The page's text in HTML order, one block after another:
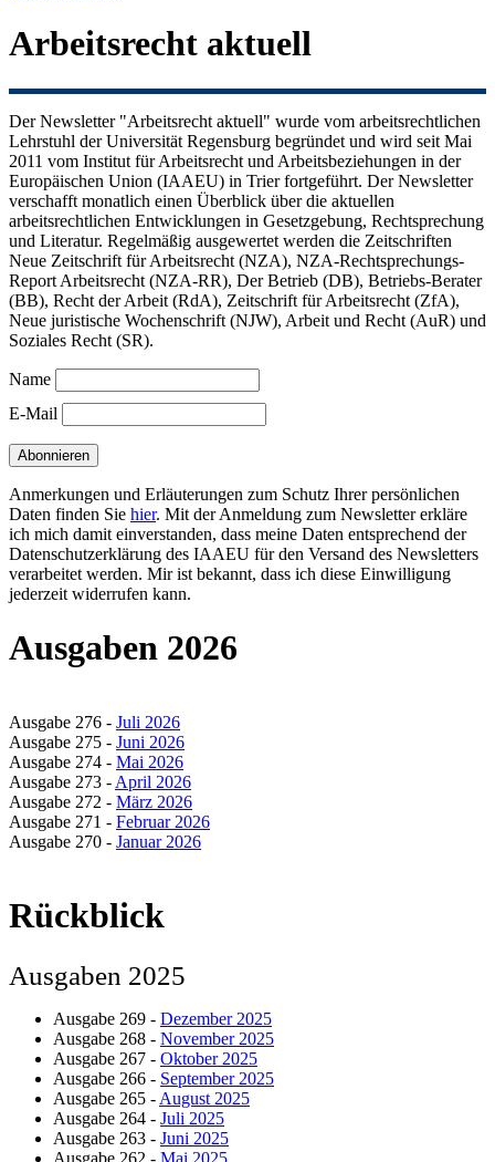
Arbeitsrecht aktuell
Der Newsletter "Arbeitsrecht aktuell" wurde vom arbeitsrechtlichen
Lehrstuhl der Universität Regensburg begründet und wird seit Mai
2011 vom Institut für Arbeitsrecht und Arbeitsbeziehungen in der
Europäischen Union (IAAEU) in Trier fortgeführt. Der Newsletter
verschafft monatlich einen Überblick über die aktuellen
arbeitsrechtlichen Entwicklungen in Gesetzgebung, Rechtsprechung
und Literatur. Regelmäßig ausgewertet werden die Zeitschriften
Neue Zeitschrift für Arbeitsrecht (NZA), NZA-Rechtsprechungs-
Report Arbeitsrecht (NZA-RR), Der Betrieb (DB), Betriebs-Berater
(BB), Recht der Arbeit (RdA), Zeitschrift für Arbeitsrecht (ZfA),
Neue juristische Wochenschrift (NJW), Arbeit und Recht (AuR) und
Soziales Recht (SR).
Name
E-Mail
Abonnieren
Anmerkungen und Erläuterungen zum Schutz Ihrer persönlichen
Daten finden Sie hier. Mit der Anmeldung zum Newsletter erkläre
ich mich damit einverstanden, dass meine Daten entsprechend der
Datenschutzerklärung des IAAEU für den Versand des Newsletters
verarbeitet werden. Mir ist bekannt, dass ich diese Einwilligung
jederzeit widerrufen kann.
Ausgaben 2026
Ausgabe 276 - Juli 2026
Ausgabe 275 - Juni 2026
Ausgabe 274 - Mai 2026
Ausgabe 273 - April 2026
Ausgabe 272 - März 2026
Ausgabe 271 - Februar 2026
Ausgabe 270 - Januar 2026
Rückblick
Ausgaben 2025
Ausgabe 269 - Dezember 2025
Ausgabe 268 - November 2025
Ausgabe 267 - Oktober 2025
Ausgabe 266 - September 2025
Ausgabe 265 - August 2025
Ausgabe 264 - Juli 2025
Ausgabe 263 - Juni 2025
Ausgabe 262 - Mai 2025